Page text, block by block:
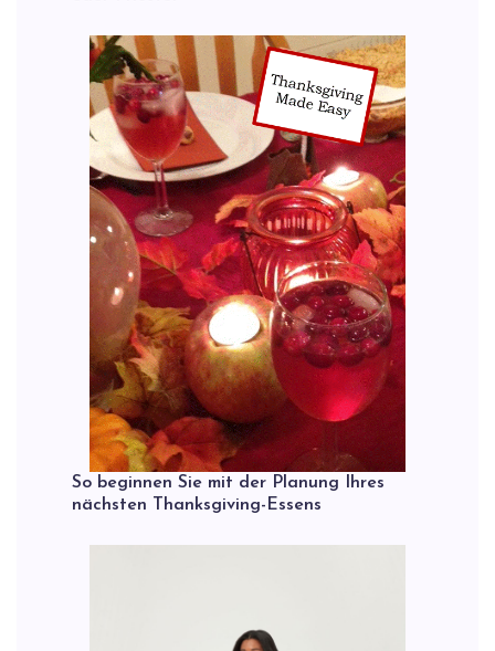
So beginnen Sie mit der Planung Ihres
nächsten Thanksgiving-Essens